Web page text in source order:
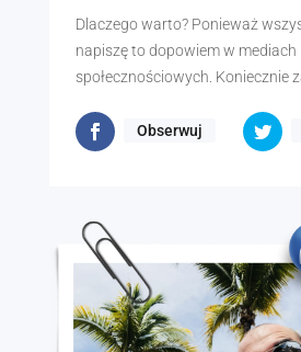
Dlaczego warto? Ponieważ
napiszę to dopowiem w mediach
społecznościowych. Koniecznie
Obserwuj